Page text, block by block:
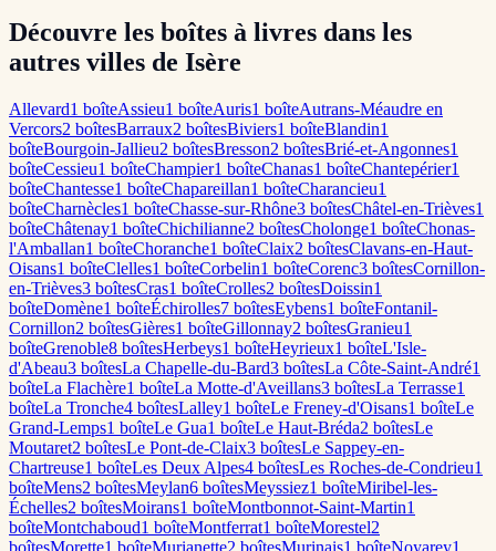
Découvre les boîtes à livres dans les
autres villes de Isère
Allevard1 boîteAssieu1 boîteAuris1 boîteAutrans-Méaudre en
Vercors2 boîtesBarraux2 boîtesBiviers1 boîteBlandin1
boîteBourgoin-Jallieu2 boîtesBresson2 boîtesBrié-et-Angonnes1
boîteCessieu1 boîteChampier1 boîteChanas1 boîteChantepérier1
boîteChantesse1 boîteChapareillan1 boîteCharancieu1
boîteCharnècles1 boîteChasse-sur-Rhône3 boîtesChâtel-en-Trièves1
boîteChâtenay1 boîteChichilianne2 boîtesCholonge1 boîteChonas-
l'Amballan1 boîteChoranche1 boîteClaix2 boîtesClavans-en-Haut-
Oisans1 boîteClelles1 boîteCorbelin1 boîteCorenc3 boîtesCornillon-
en-Trièves3 boîtesCras1 boîteCrolles2 boîtesDoissin1
boîteDomène1 boîteÉchirolles7 boîtesEybens1 boîteFontanil-
Cornillon2 boîtesGières1 boîteGillonnay2 boîtesGranieu1
boîteGrenoble8 boîtesHerbeys1 boîteHeyrieux1 boîteL'Isle-
d'Abeau3 boîtesLa Chapelle-du-Bard3 boîtesLa Côte-Saint-André1
boîteLa Flachère1 boîteLa Motte-d'Aveillans3 boîtesLa Terrasse1
boîteLa Tronche4 boîtesLalley1 boîteLe Freney-d'Oisans1 boîteLe
Grand-Lemps1 boîteLe Gua1 boîteLe Haut-Bréda2 boîtesLe
Moutaret2 boîtesLe Pont-de-Claix3 boîtesLe Sappey-en-
Chartreuse1 boîteLes Deux Alpes4 boîtesLes Roches-de-Condrieu1
boîteMens2 boîtesMeylan6 boîtesMeyssiez1 boîteMiribel-les-
Échelles2 boîtesMoirans1 boîteMontbonnot-Saint-Martin1
boîteMontchaboud1 boîteMontferrat1 boîteMorestel2
boîtesMorette1 boîteMurianette2 boîtesMurinais1 boîteNoyarey1